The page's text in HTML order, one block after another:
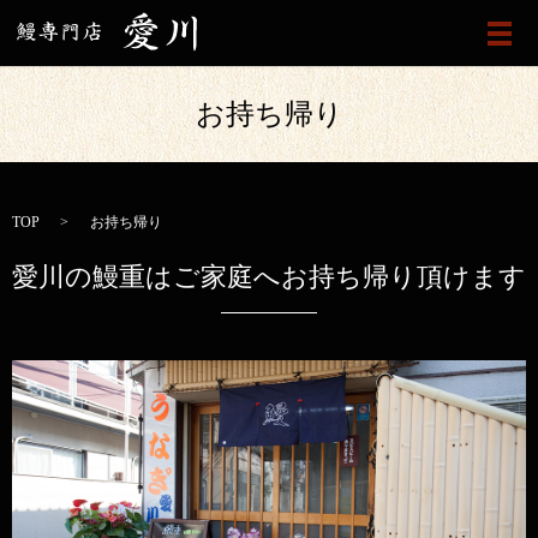
メ
お持ち帰り
TOP お持ち帰り
愛川の鰻重はご家庭へお持ち帰り頂けます